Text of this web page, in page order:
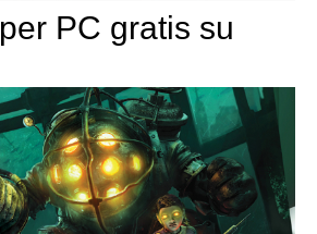
PC gratis su